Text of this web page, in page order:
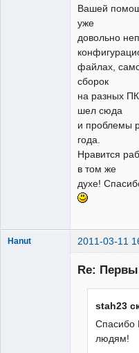
Вашей
уже
довольно
файлах,
сборок
на разных
шел сюда
и проблемы
года.
Нравится
в том же
духе!
Hanut 2011-03-11
Re:
stah23
Спасибо
людям!